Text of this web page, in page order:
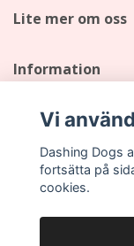
Lite mer om oss
Information
Sociala medier
Vi
Dashing Dogs
fortsätta på
cookies.